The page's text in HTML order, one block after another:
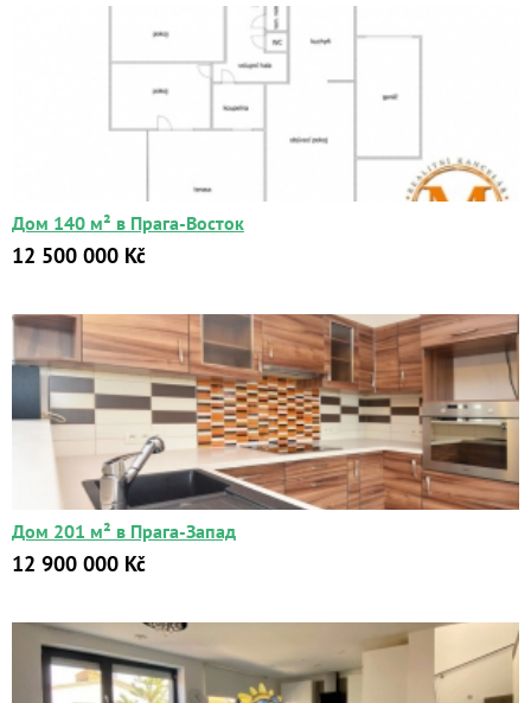
Дом 140 м² в Прага-Восток
12 500 000 Kč
Дом 201 м² в Прага-Запад
12 900 000 Kč